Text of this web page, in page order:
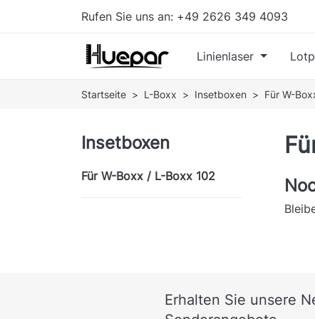
Rufen Sie uns an: +49 2626 349 4093
Linienlaser
Startseite L-Boxx Insetboxen Für W-
Insetboxen
Für W-Boxx / L-Boxx 102
Erhalten Sie unsere